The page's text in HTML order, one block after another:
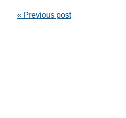
« Previous post